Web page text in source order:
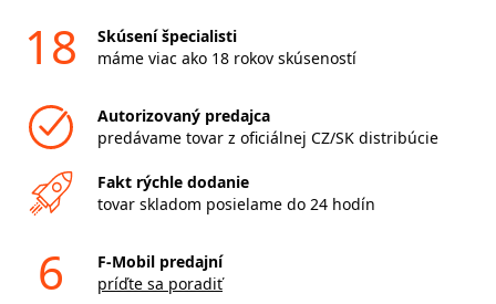
18
Skúsení špecialisti
máme viac ako 18 rokov skúseností
Autorizovaný predajca
predávame tovar z oficiálnej CZ/SK distribúcie
Fakt rýchle dodanie
tovar skladom posielame do 24 hodín
6
F-Mobil predajní
príďte sa poradiť